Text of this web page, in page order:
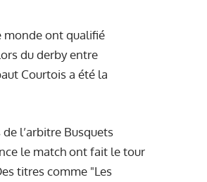
monde ont qualifié
du derby entre
Courtois a été la
l’arbitre Busquets
le match ont fait le tour
titres comme "Les